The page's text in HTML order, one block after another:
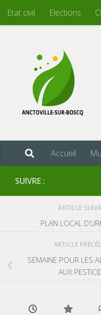
Skip to content
Etat civil Elections
Accueil
SUIVRE :
ARTICLE
PLAN LOCAL
ARTICLE
SEMAINE POUR LES
AUX